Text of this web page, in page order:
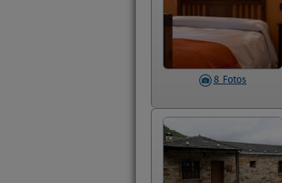
8 Fotos